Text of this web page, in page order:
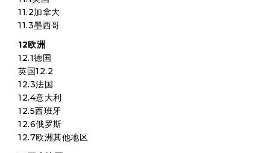
11.2加拿大
11.3墨西哥
12欧洲
12.1德国
英国12.2
12.3法国
12.4意大利
12.5西班牙
12.6俄罗斯
12.7欧洲其他地区